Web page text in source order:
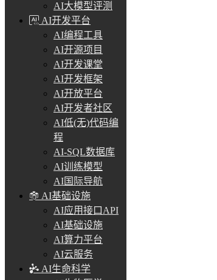
AI大模型评测
AI开发平台
AI编程工具
AI开源项目
AI开发课堂
AI开发框架
AI开放平台
AI开发者社区
AI低(无)代码编
程
AI-SQL数据库
AI训练模型
AI国际导航
AI基础设施
AI应用接口API
AI基础设施
AI算力平台
AI云服务
AI生命科学